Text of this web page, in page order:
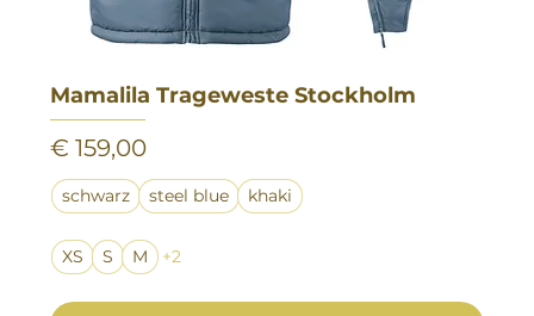
Mamalila Trageweste Stockholm
Preis
€ 159,00
schwarz steel blue khaki
XS S M +2